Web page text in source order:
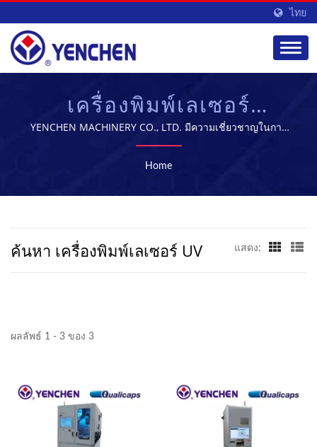
ไทย
เครื่องพิมพ์เลเซอร์
UVค้นหา | ผู้จัดจำหน่าย
อุปกรณ์การผลิตยา |
YENCHEN
YENCHEN MACHINERY CO., LTD. มีความเชี่ยวชาญในการ
ผลิตเครื่องจักรทางการแพทย์มาเป็นเวลา 60 ปี
Home
ค้นหา เครื่องพิมพ์เลเซอร์ UV แสดง:
ผลลัพธ์ 1 - 3 ของ 3